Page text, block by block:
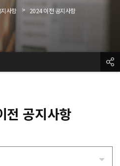
지사항 > 2024 이전 공지사항
전 공지사항